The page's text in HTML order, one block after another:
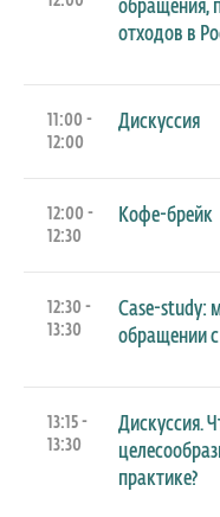
обращения,
отходов в
11:00 -
12:00
Дискуссия
12:00 -
12:30
Кофе-брейк
12:30 -
13:30
Case-study:
обращении
13:15 -
13:30
Дискуссия.
практике?